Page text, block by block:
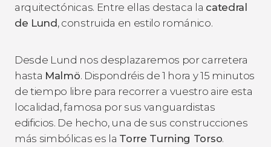
arquitectónicas. Entre ellas destaca la catedral
de Lund, construida en estilo románico.
Desde Lund nos desplazaremos por carretera
hasta Malmö. Dispondréis de 1 hora y 15 minutos
de tiempo libre para recorrer a vuestro aire esta
localidad, famosa por sus vanguardistas
edificios. De hecho, una de sus construcciones
más simbólicas es la Torre Turning Torso.